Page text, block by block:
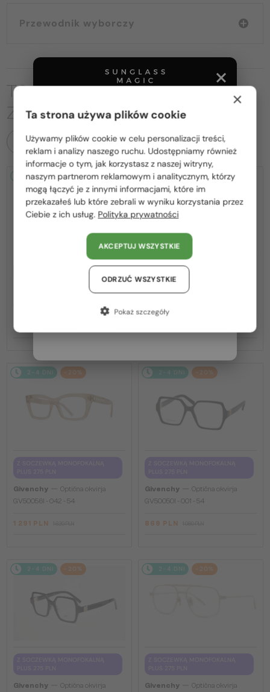
Przewodnik wyborczy
TO MOŻE CIĘ RÓWNIEŻ
ZAINTERESOWAĆ
WSZYSTKIE PRODUKTY
2-4 DNI -20%
Z SOCZEWKĄ MONOFOKALNĄ
Optična okvirja
669 PLN
2-4 DNI -20%
Givenchy—
GV40098U - 01A - 131
2-4 DNI -20%
Givenchy
Optična okvirja
GV50056I - 042 - 54
1 291 PLN
2-4 DNI -20%
Givenchy
Optična okvirja
GV50050I - 001 - 54
869 PLN
2-4 DNI -20%
Givenchy
Optična okvirja
2-4 DNI -20%
Givenchy
Optična okvirja
Proszę wybierz z listy odpowiedni dla Ciebie kraj:
Polska / PL
România / RO
Magyarország / HU
United Arab Emirates / EN
Austria / AT
Niemcy / DE
Włochy / IT
×
Ta strona używa plików cookie
Używamy plików cookie w celu personalizacji treści,
reklam i analizy naszego ruchu. Udostępniamy również
informacje o tym, jak korzystasz z naszej witryny,
naszym partnerom reklamowym i analitycznym, którzy
mogą łączyć je z innymi informacjami, które im
przekazałeś lub które zebrali w wyniku korzystania przez
Ciebie z ich usług. Polityka prywatności
AKCEPTUJ WSZYSTKIE
ODRZUĆ WSZYSTKIE
Pokaż szczegóły